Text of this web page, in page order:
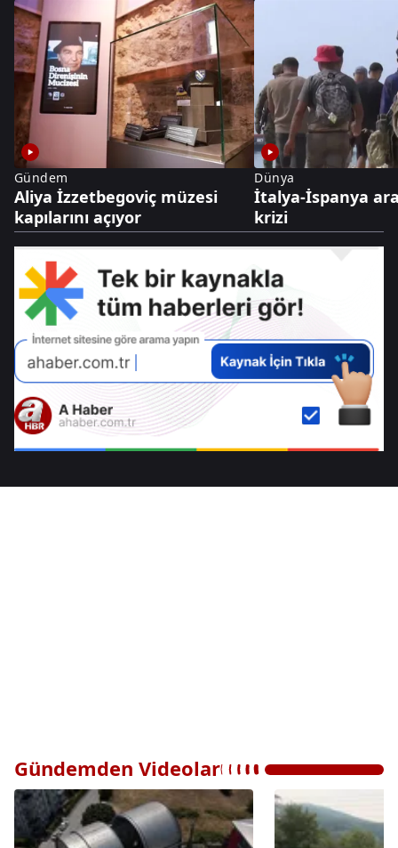
Gündem
Aliya İzzetbegoviç müzesi
kapılarını açıyor
Dünya
İtalya-İspanya
krizi
Gündemden Videolar